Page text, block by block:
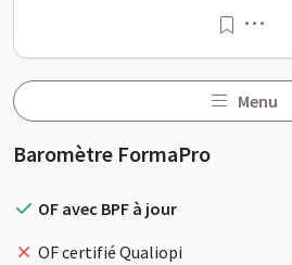
Menu
Profil
Baromètre FormaPro
OF avec BPF à jour
OF certifié Qualiopi